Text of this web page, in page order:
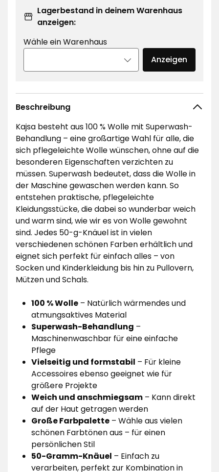
Lagerbestand in deinem Warenhaus
anzeigen:
Wähle ein Warenhaus
Anzeigen
Beschreibung
Kajsa besteht aus 100 % Wolle mit Superwash-
Behandlung – eine großartige Wahl für alle, die
sich pflegeleichte Wolle wünschen, ohne auf die
besonderen Eigenschaften verzichten zu
müssen. Superwash bedeutet, dass die Wolle in
der Maschine gewaschen werden kann. So
entstehen praktische, pflegeleichte
Kleidungsstücke, die dabei so wunderbar weich
und warm sind, wie wir es von Wolle gewohnt
sind. Jedes 50-g-Knäuel ist in vielen
verschiedenen schönen Farben erhältlich und
eignet sich perfekt für einfach alles – von
Socken und Kinderkleidung bis hin zu Pullovern,
Mützen und Schals.
100 % Wolle – Natürlich wärmendes und
atmungsaktives Material
Superwash-Behandlung –
Maschinenwaschbar für eine einfache
Pflege
Vielseitig und formstabil – Für kleine
Accessoires ebenso geeignet wie für
größere Projekte
Weich und anschmiegsam – Kann direkt
auf der Haut getragen werden
Große Farbpalette – Wähle aus vielen
schönen Farbtönen aus – für einen
persönlichen Stil
50-Gramm-Knäuel – Einfach zu
verarbeiten, perfekt zur Kombination in